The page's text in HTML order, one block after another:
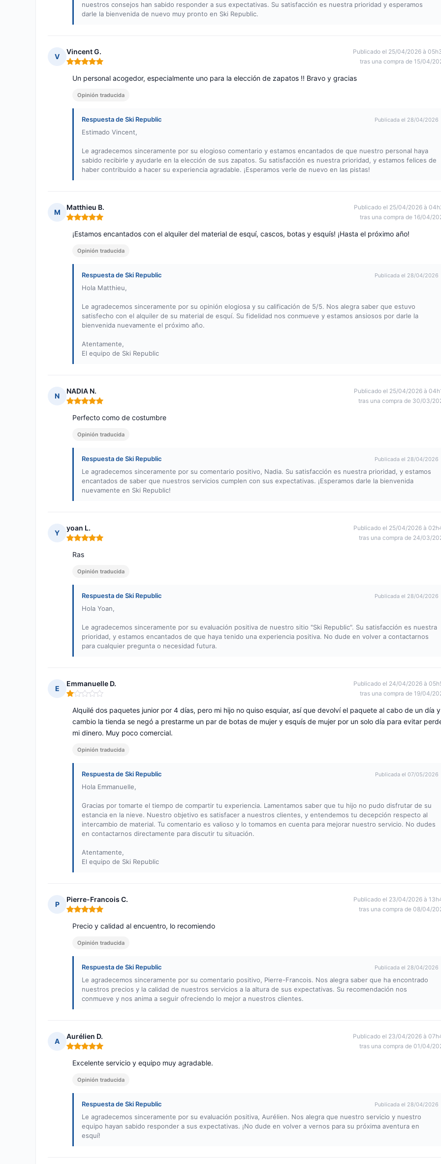
nuestros consejos han sabido responder a sus expectativas. Su satisfacción es nuestra prioridad y esperamos
darle la bienvenida de nuevo muy pronto en Ski Republic.
V
Vincent G.
Nota: 5 de 5
Publicado el 25/04/2026 à
tras una compra de 15/04/
Un personal acogedor, especialmente uno para la elección de zapatos !! Bravo y gracias
Opinión traducida
Respuesta de Ski Republic Publicada el 28/04/2026
Estimado Vincent,
Le agradecemos sinceramente por su elogioso comentario y estamos encantados de que nuestro personal haya
sabido recibirle y ayudarle en la elección de sus zapatos. Su satisfacción es nuestra prioridad, y estamos felices de
haber contribuido a hacer su experiencia agradable. ¡Esperamos verle de nuevo en las pistas!
M
Matthieu B.
Nota: 5 de 5
Publicado el 25/04/2026 à
tras una compra de 16/04/
¡Estamos encantados con el alquiler del material de esquí, cascos, botas y esquís! ¡Hasta el próximo año!
Opinión traducida
Respuesta de Ski Republic Publicada el 28/04/2026
Hola Matthieu,
Le agradecemos sinceramente por su opinión elogiosa y su calificación de 5/5. Nos alegra saber que estuvo
satisfecho con el alquiler de su material de esquí. Su fidelidad nos conmueve y estamos ansiosos por darle la
bienvenida nuevamente el próximo año.
Atentamente,
El equipo de Ski Republic
N
NADIA N.
Nota: 5 de 5
Publicado el 25/04/2026 à
tras una compra de 30/03/
Perfecto como de costumbre
Opinión traducida
Respuesta de Ski Republic Publicada el 28/04/2026
Le agradecemos sinceramente por su comentario positivo, Nadia. Su satisfacción es nuestra prioridad, y estamos
encantados de saber que nuestros servicios cumplen con sus expectativas. ¡Esperamos darle la bienvenida
nuevamente en Ski Republic!
Y
yoan L.
Nota: 5 de 5
Publicado el 25/04/2026 à
tras una compra de 24/03/
Ras
Opinión traducida
Respuesta de Ski Republic Publicada el 28/04/2026
Hola Yoan,
Le agradecemos sinceramente por su evaluación positiva de nuestro sitio "Ski Republic". Su satisfacción es nuestra
prioridad, y estamos encantados de que haya tenido una experiencia positiva. No dude en volver a contactarnos
para cualquier pregunta o necesidad futura.
E
Emmanuelle D.
Nota: 1 de 5
Publicado el 24/04/2026 à
tras una compra de 19/04/
Alquilé dos paquetes junior por 4 días, pero mi hijo no quiso esquiar, así que devolví el paquete al cabo de un día
cambio la tienda se negó a prestarme un par de botas de mujer y esquís de mujer por un solo día para evitar
mi dinero. Muy poco comercial.
Opinión traducida
Respuesta de Ski Republic Publicada el 07/05/2026
Hola Emmanuelle,
Gracias por tomarte el tiempo de compartir tu experiencia. Lamentamos saber que tu hijo no pudo disfrutar de su
estancia en la nieve. Nuestro objetivo es satisfacer a nuestros clientes, y entendemos tu decepción respecto al
intercambio de material. Tu comentario es valioso y lo tomamos en cuenta para mejorar nuestro servicio. No dudes
en contactarnos directamente para discutir tu situación.
Atentamente,
El equipo de Ski Republic
P
Pierre-Francois C.
Nota: 5 de 5
Publicado el 23/04/2026 à
tras una compra de 08/04/
Precio y calidad al encuentro, lo recomiendo
Opinión traducida
Respuesta de Ski Republic Publicada el 28/04/2026
Le agradecemos sinceramente por su comentario positivo, Pierre-Francois. Nos alegra saber que ha encontrado
nuestros precios y la calidad de nuestros servicios a la altura de sus expectativas. Su recomendación nos
conmueve y nos anima a seguir ofreciendo lo mejor a nuestros clientes.
A
Aurélien D.
Nota: 5 de 5
Publicado el 23/04/2026 à
tras una compra de 01/04/
Excelente servicio y equipo muy agradable.
Opinión traducida
Respuesta de Ski Republic Publicada el 28/04/2026
Le agradecemos sinceramente por su evaluación positiva, Aurélien. Nos alegra que nuestro servicio y nuestro
equipo hayan sabido responder a sus expectativas. ¡No dude en volver a vernos para su próxima aventura en
esquí!